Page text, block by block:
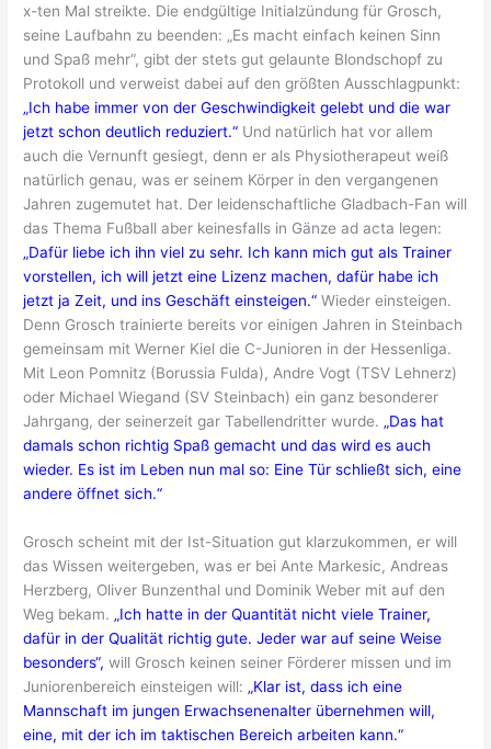
x-ten Mal streikte. Die endgültige Initialzündung für Grosch,
seine Laufbahn zu beenden: „Es macht einfach keinen Sinn
und Spaß mehr“, gibt der stets gut gelaunte Blondschopf zu
Protokoll und verweist dabei auf den größten Ausschlagpunkt:
„Ich habe immer von der Geschwindigkeit gelebt und die war
jetzt schon deutlich reduziert.“ Und natürlich hat vor allem
auch die Vernunft gesiegt, denn er als Physiotherapeut weiß
natürlich genau, was er seinem Körper in den vergangenen
Jahren zugemutet hat. Der leidenschaftliche Gladbach-Fan will
das Thema Fußball aber keinesfalls in Gänze ad acta legen:
„Dafür liebe ich ihn viel zu sehr. Ich kann mich gut als Trainer
vorstellen, ich will jetzt eine Lizenz machen, dafür habe ich
jetzt ja Zeit, und ins Geschäft einsteigen.“ Wieder einsteigen.
Denn Grosch trainierte bereits vor einigen Jahren in Steinbach
gemeinsam mit Werner Kiel die C-Junioren in der Hessenliga.
Mit Leon Pomnitz (Borussia Fulda), Andre Vogt (TSV Lehnerz)
oder Michael Wiegand (SV Steinbach) ein ganz besonderer
Jahrgang, der seinerzeit gar Tabellendritter wurde. „Das hat
damals schon richtig Spaß gemacht und das wird es auch
wieder. Es ist im Leben nun mal so: Eine Tür schließt sich, eine
andere öffnet sich.“
Grosch scheint mit der Ist-Situation gut klarzukommen, er will
das Wissen weitergeben, was er bei Ante Markesic, Andreas
Herzberg, Oliver Bunzenthal und Dominik Weber mit auf den
Weg bekam. „Ich hatte in der Quantität nicht viele Trainer,
dafür in der Qualität richtig gute. Jeder war auf seine Weise
besonders“, will Grosch keinen seiner Förderer missen und im
Juniorenbereich einsteigen will: „Klar ist, dass ich eine
Mannschaft im jungen Erwachsenenalter übernehmen will,
eine, mit der ich im taktischen Bereich arbeiten kann.“